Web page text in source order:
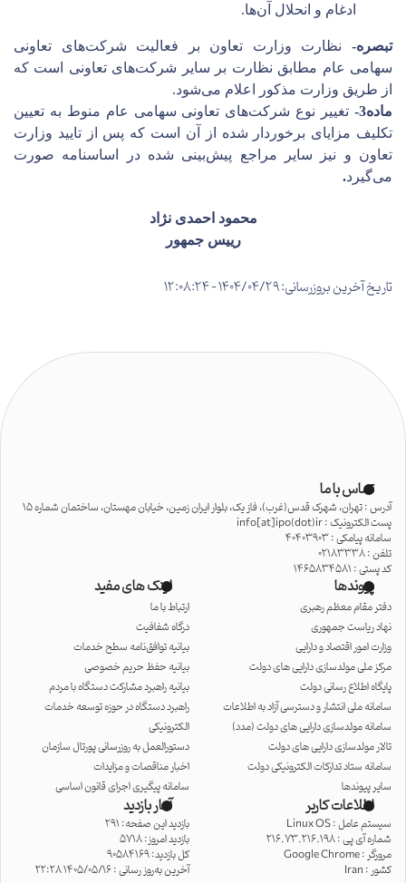
ادغام و انحلال آن‌ها.
تبصره-
نظارت وزارت تعاون بر فعالیت شرکت‌های تعاونی
سهامی عام مطابق نظارت بر سایر شرکت‌های تعاونی است که
از طریق وزارت مذکور اعلام می‌شود.
ماده3-
تغییر نوع شرکت‌های تعاونی سهامی عام منوط به تعیین
تکلیف مزایای برخوردار
شده از آن است که پس از تایید وزارت
تعاون و نیز سایر مراجع پیش‌بینی شده در اساسنامه صورت
می‌گیرد.
محمود احمدی نژاد
رییس جمهور
تاریخ آخرین بروزرسانی: 1404/04/29 - 12:08:24
تماس با ما
آدرس : تهران، شهرک قدس(غرب)، فاز یک، بلوار ایران زمین، خیابان مهستان، ساختمان شماره 15
پست الکترونیک : info[at]ipo(dot)ir
سامانه پیامکی : 40403903
تلفن : 02183338
کد پستی : 1465834581
پیوندها
دفتر مقام معظم رهبری
نهاد ریاست جمهوری
وزارت امور اقتصاد و دارایی
مرکز ملی مولدسازی دارایی های دولت
پایگاه اطلاع رسانی دولت
سامانه ملی انتشار و دسترسی آزاد به اطلاعات
سامانه مولدسازی دارایی های دولت (مدد)
تالار مولدسازی دارایی های دولت
سامانه ستاد تدارکات الکترونیکی دولت
سایر پیوندها
لینک های مفید
ارتباط با ما
درگاه شفافیت
بیانیه توافق‌نامه سطح خدمات
بیانیه حفظ حریم خصوصی
بیانیه راهبرد مشارکت دستگاه با مردم
راهبرد دستگاه در حوزه توسعه خدمات
الکترونیکی
دستورالعمل به روزرسانی پورتال سازمان
اخبار مناقصات و مزایدات
سامانه پیگیری اجرای قانون اساسی
اطلاعات کاربر
سیستم عامل :Linux OS
شماره آی پی :216.73.216.198
مرورگر :Google Chrome
کشور : Iran
آمار بازدید
بازدید این صفحه: 291
بازدید امروز: 5718
کل بازدید: 90584169
آخرین به‌روز رسانی : 1405/05/16 22:28